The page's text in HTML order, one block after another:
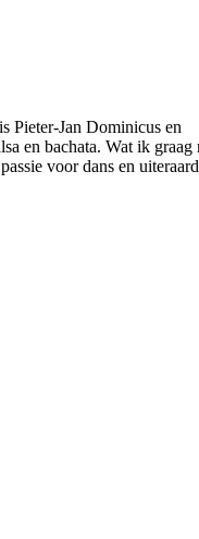
Pieter-Jan Dominicus en
en bachata. Wat ik graag
voor dans en uiteraard